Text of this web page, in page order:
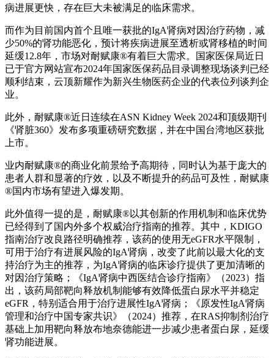
病进展更快，存在巨大未被满足的临床需求。
而作为目前国内首个且唯一获批的IgA肾病对因治疗药物，减
少50%的肾功能恶化，预计将疾病进展至透析或肾移植的时间
延缓12.8年，市场对耐赋康®有着巨大需求。国家医保局近日
已于官方网站宣布2024年国家医保药品目录调整现场谈判已经
顺利结束，云顶新耀作为新兴生物医药企业的代表位列谈判企
业。
此外，耐赋康®近日连续在ASN Kidney Week 2024和顶级期刊
《肾脏360》发布多项重磅研究数据，并在中国台湾地区获批
上市。
业内耐赋康®的商业化前景给予高期待，同时认为基于庞大的
患者人群和显著的疗效，以及不断提升的药品可及性，耐赋康
®国内市场有望进入爆发期。
此外值得一提的是，耐赋康®以其创新的作用机制和临床优势
已经得到了国内外多个权威治疗指南的推荐。其中，KDIGO
指南治疗改良路径明确推荐，该药的使用无eGFR水平限制，
可用于治疗有进展风险的IgA肾病，改变了此前以最大化的支
持治疗为主的推荐，为IgA肾病的临床诊疗提供了更加清晰的
对因治疗策略；《IgA肾病中西医结合诊疗指南》（2023）指
出，该药局部靶向释放机制能够有效降低蛋白尿水平并稳定
eGFR，特别适合用于治疗进展性IgA肾病；《原发性IgA肾病
管理和治疗中国专家共识》（2024）推荐，在RAS抑制剂治疗
基础上加用靶向释放布地奈德能进一步减少患者蛋白尿，延缓
肾功能进展。